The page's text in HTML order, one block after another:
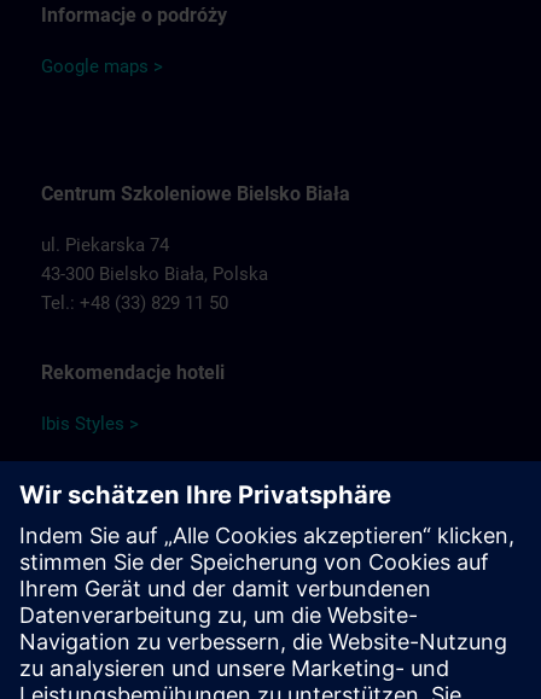
Informacje o podróży
Google maps >
Centrum Szkoleniowe Bielsko Biała
ul. Piekarska 74
43-300 Bielsko Biała, Polska
Tel.: +48 (33) 829 11 50
Rekomendacje hoteli
Ibis Styles >
Qubus Hotel >
Park Hotel Diament Bielsko-Biała >
Informacje o podróży